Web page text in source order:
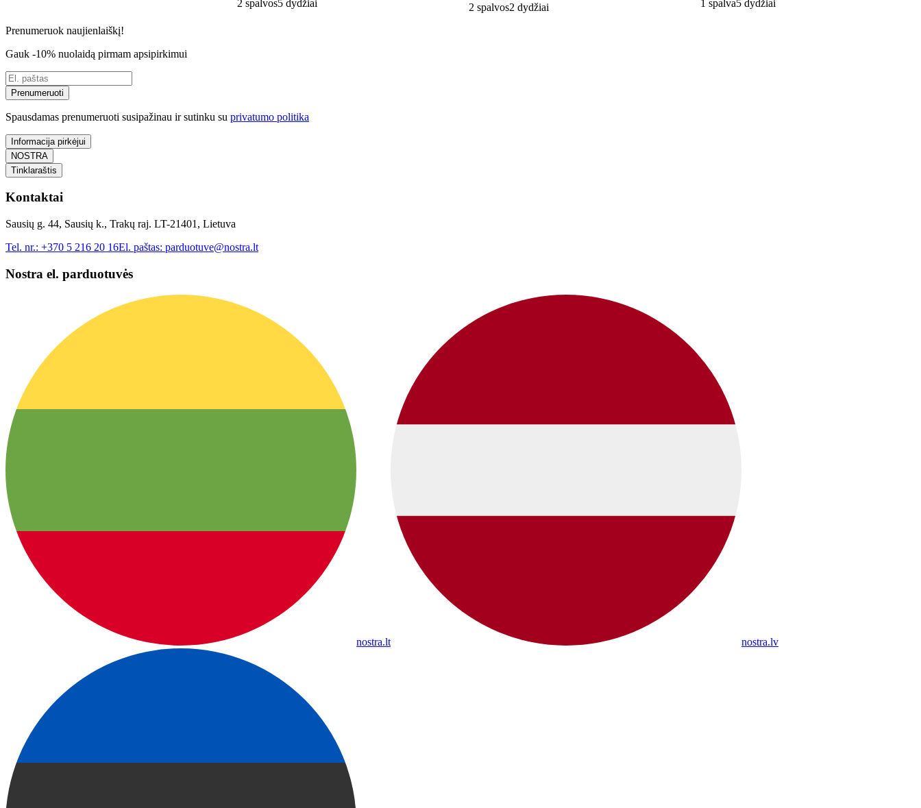
2 spalvos5 dydžiai
2 spalvos2 dydžiai
1 spalva5 dydžiai
Prenumeruok naujienlaiškį!
Gauk -10% nuolaidą pirmam apsipirkimui
Prenumeruoti
Spausdamas prenumeruoti susipažinau ir sutinku su privatumo politika
Informacija pirkėjui
NOSTRA
Tinklaraštis
Kontaktai
Sausių g. 44, Sausių k., Trakų raj. LT-21401, Lietuva
Tel. nr.: +370 5 216 20 16El. paštas: parduotuve@nostra.lt
Nostra el. parduotuvės
nostra.lt nostra.lv